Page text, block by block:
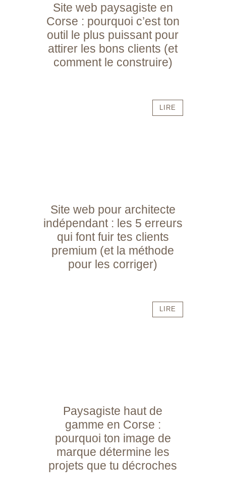
Site web paysagiste en
Corse : pourquoi c’est ton
outil le plus puissant pour
attirer les bons clients (et
comment le construire)
LIRE
Site web pour architecte
indépendant : les 5 erreurs
qui font fuir tes clients
premium (et la méthode
pour les corriger)
LIRE
Paysagiste haut de
gamme en Corse :
pourquoi ton image de
marque détermine les
projets que tu décroches